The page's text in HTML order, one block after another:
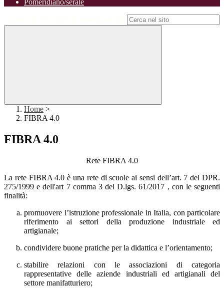
Pomeridiano/serale
Home >
FIBRA 4.0
FIBRA 4.0
Rete FIBRA 4.0
La rete FIBRA 4.0 è una rete di scuole ai sensi dell’art. 7 del DPR.
275/1999 e dell'art 7 comma 3 del D.lgs. 61/2017 , con le seguenti
finalità:
promuovere l’istruzione professionale in Italia, con particolare
riferimento ai settori della produzione industriale ed
artigianale;
condividere buone pratiche per la didattica e l’orientamento;
stabilire relazioni con le associazioni di categoria
rappresentative delle aziende industriali ed artigianali del
settore manifatturiero;